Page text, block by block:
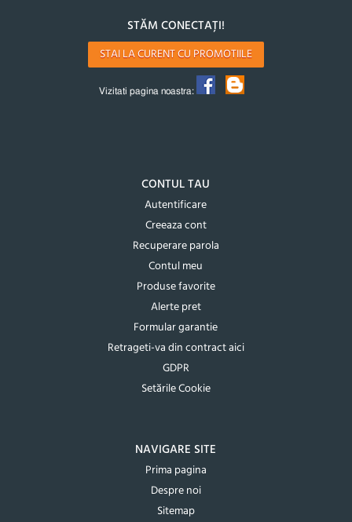
STĂM CONECTAȚI!
STAI LA CURENT CU PROMOTIILE
Vizitati pagina noastra:
CONTUL TAU
Autentificare
Creeaza cont
Recuperare parola
Contul meu
Produse favorite
Alerte pret
Formular garantie
Retrageti-va din contract aici
GDPR
Setările Cookie
NAVIGARE SITE
Prima pagina
Despre noi
Sitemap